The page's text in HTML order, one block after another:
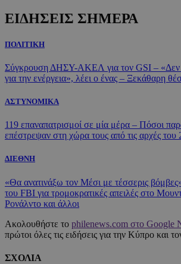
ΕΙΔΗΣΕΙΣ ΣΗΜΕΡΑ
ΠΟΛΙΤΙΚΗ
Σύγκρουση ΔΗΣΥ-ΑΚΕΛ για τον GSI – «Δεν
για την ενέργεια», λέει ο ένας – Ξεκάθαρη
ΑΣΤΥΝΟΜΙΚΑ
119 επαναπατρισμοί σε μία μέρα – Πόσοι
επέστρεψαν στη χώρα τους από τις αρχές του
ΔΙΕΘΝΗ
«Θα ανατινάξω τον Μέσι με τέσσερις
του FBI για τρομοκρατικές απειλές στο
Ρονάλντο και άλλοι
Ακολουθήστε το philenews.com στο Google
πρώτοι όλες τις ειδήσεις για την Κύπρο και
ΣΧΟΛΙΑ